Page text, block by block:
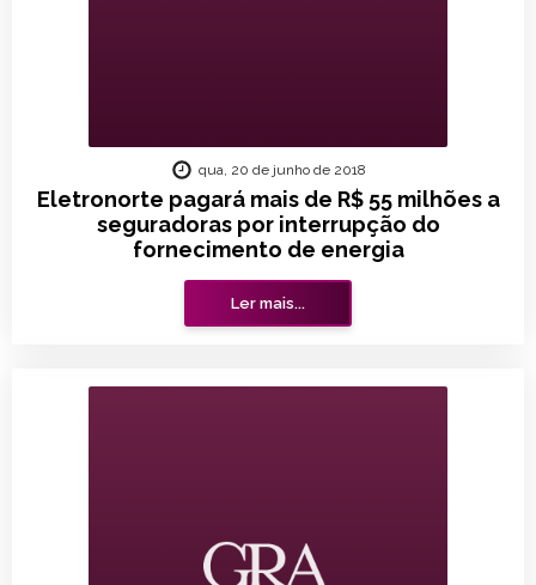
Eletronorte pagará mais de R$ 55 milhões a
seguradoras por interrupção do
fornecimento de energia
qua, 20 de junho de 2018
Ler mais...